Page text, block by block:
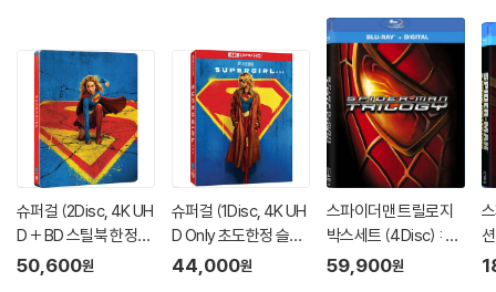
슈퍼걸 (2Disc, 4K UH
D + BD 스틸북 한정
판) (펀치) : 블루레이
50,600원
슈퍼걸 (1Disc, 4K UH
D Only 초도한정 슬립
케이스) : 블루레이
44,000원
스파이더맨 트릴로지
박스세트 (4Disc) : 블
루레이
59,900원